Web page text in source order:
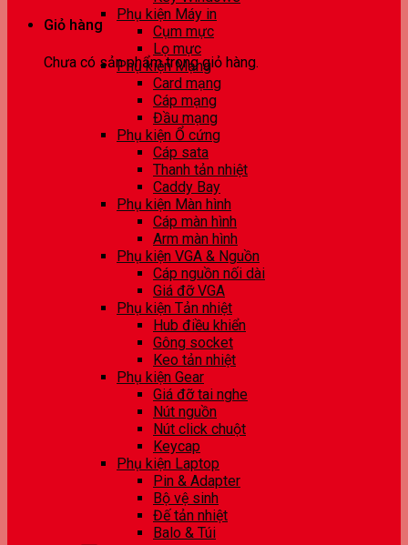
Giỏ hàng
Chưa có sản phẩm trong giỏ hàng.
Phụ kiện Máy in
Cụm mực
Lọ mực
Phụ kiện Mạng
Card mạng
Cáp mạng
Đầu mạng
Phụ kiện Ổ cứng
Cáp sata
Thanh tản nhiệt
Caddy Bay
Phụ kiện Màn hình
Cáp màn hình
Arm màn hình
Phụ kiện VGA & Nguồn
Cáp nguồn nối dài
Giá đỡ VGA
Phụ kiện Tản nhiệt
Hub điều khiển
Gông socket
Keo tản nhiệt
Phụ kiện Gear
Giá đỡ tai nghe
Nút nguồn
Nút click chuột
Keycap
Phụ kiện Laptop
Pin & Adapter
Bộ vệ sinh
Đế tản nhiệt
Balo & Túi